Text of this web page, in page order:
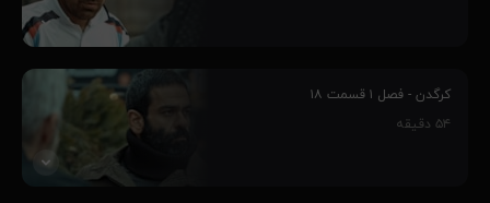
پنج جوان، به واسطه مهارت‌هایشان وارد چالش کرگدن می‌شوند و این
سرآغاز رفاقت بین آنهاست، فارغ از اینکه چالش کرگدن از طرف یک
مافیای بزرگ و پر قدرت طراحی شده‌است و ماجراهای غیر قابل پیش بینی
کرگدن - فصل ۱ قسمت ۱۸
۵۴ دقیقه